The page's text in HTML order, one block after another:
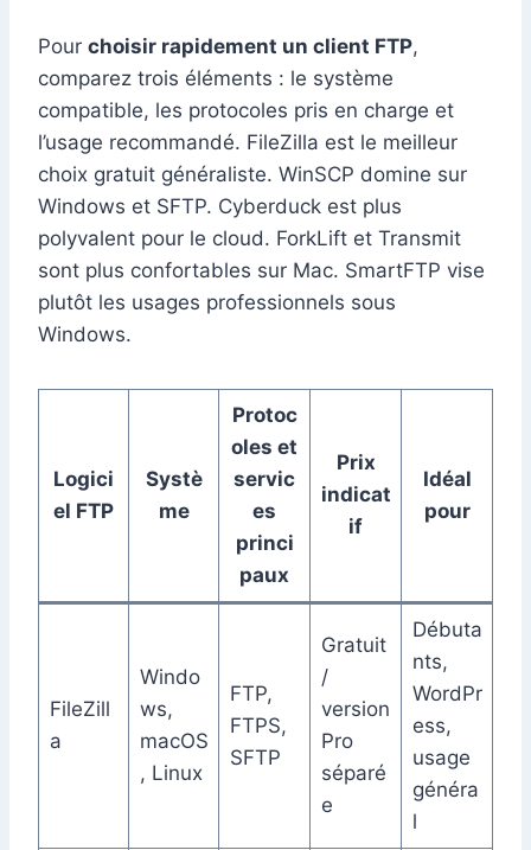
Pour choisir rapidement un client FTP,
comparez trois éléments : le système
compatible, les protocoles pris en charge et
l’usage recommandé. FileZilla est le meilleur
choix gratuit généraliste. WinSCP domine sur
Windows et SFTP. Cyberduck est plus
polyvalent pour le cloud. ForkLift et Transmit
sont plus confortables sur Mac. SmartFTP vise
plutôt les usages professionnels sous
Windows.
Logici
el FTP
Systè
me
Protoc
oles et
servic
es
princi
paux
Prix
indicat
if
Idéal
pour
FileZill
a
Windo
ws,
macOS
, Linux
FTP,
FTPS,
SFTP
Gratuit
/
version
Pro
séparé
e
Débuta
nts,
WordPr
ess,
usage
généra
l